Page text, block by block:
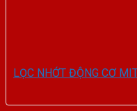
LỌC NHỚT ĐỘNG CƠ